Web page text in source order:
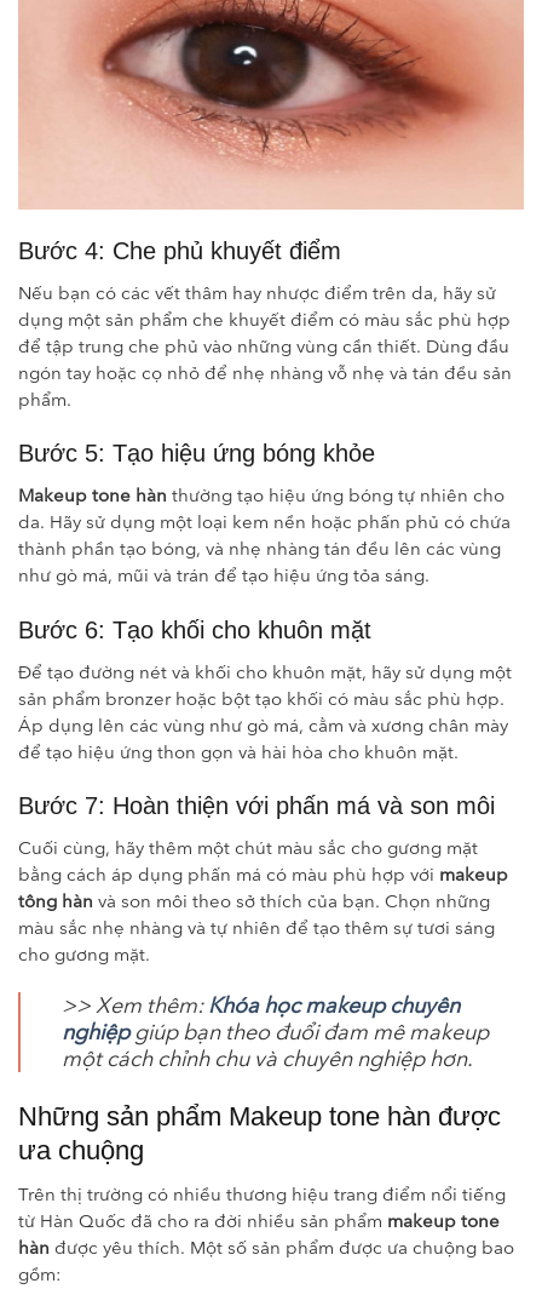
Bước 4: Che phủ khuyết điểm
Nếu bạn có các vết thâm hay nhược điểm trên da, hãy sử
dụng một sản phẩm che khuyết điểm có màu sắc phù hợp
để tập trung che phủ vào những vùng cần thiết. Dùng đầu
ngón tay hoặc cọ nhỏ để nhẹ nhàng vỗ nhẹ và tán đều sản
phẩm.
Bước 5: Tạo hiệu ứng bóng khỏe
Makeup tone hàn thường tạo hiệu ứng bóng tự nhiên cho
da. Hãy sử dụng một loại kem nền hoặc phấn phủ có chứa
thành phần tạo bóng, và nhẹ nhàng tán đều lên các vùng
như gò má, mũi và trán để tạo hiệu ứng tỏa sáng.
Bước 6: Tạo khối cho khuôn mặt
Để tạo đường nét và khối cho khuôn mặt, hãy sử dụng một
sản phẩm bronzer hoặc bột tạo khối có màu sắc phù hợp.
Áp dụng lên các vùng như gò má, cằm và xương chân mày
để tạo hiệu ứng thon gọn và hài hòa cho khuôn mặt.
Bước 7: Hoàn thiện với phấn má và son môi
Cuối cùng, hãy thêm một chút màu sắc cho gương mặt
bằng cách áp dụng phấn má có màu phù hợp với makeup
tông hàn và son môi theo sở thích của bạn. Chọn những
màu sắc nhẹ nhàng và tự nhiên để tạo thêm sự tươi sáng
cho gương mặt.
>> Xem thêm:Khóa học makeup chuyên
nghiệp giúp bạn theo đuổi đam mê makeup
một cách chỉnh chu và chuyên nghiệp hơn.
Những sản phẩm Makeup tone hàn được
ưa chuộng
Trên thị trường có nhiều thương hiệu trang điểm nổi tiếng
từ Hàn Quốc đã cho ra đời nhiều sản phẩm makeup tone
hàn được yêu thích. Một số sản phẩm được ưa chuộng bao
gồm: